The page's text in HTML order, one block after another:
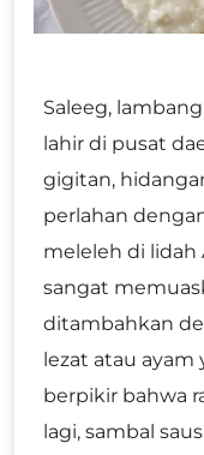
Saleeg,
lahir di pusat
gigitan,
perlahan
meleleh di lidah
sangat
ditambahkan
lezat atau
berpikir bahwa
lagi, sambal